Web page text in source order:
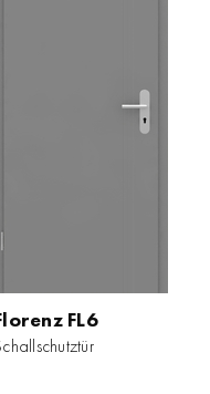
FL6